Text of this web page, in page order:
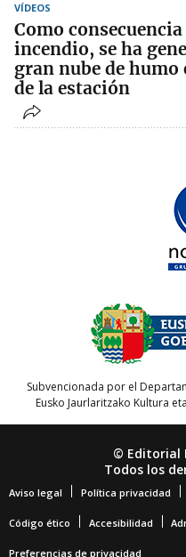
VÍDEOS
Como
incendio, se ha
gran nube de
de la estación
Subvencionada por el
Eusko Jaurlaritzako Kultura
© Editorial
Todos los
Aviso legal Política privacidad
Código ético Accesibilidad
Preferencias de privacidad